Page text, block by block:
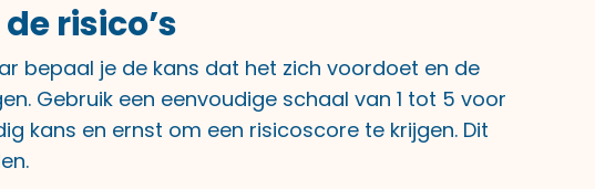
risico’s
bepaal je de kans dat het zich voordoet en de
Gebruik een eenvoudige schaal van 1 tot 5 voor
kans en ernst om een risicoscore te krijgen. Dit